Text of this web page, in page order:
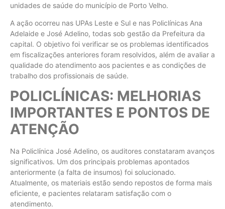
unidades de saúde do município de Porto Velho.
A ação ocorreu nas UPAs Leste e Sul e nas Policlínicas Ana
Adelaide e José Adelino, todas sob gestão da Prefeitura da
capital. O objetivo foi verificar se os problemas identificados
em fiscalizações anteriores foram resolvidos, além de avaliar a
qualidade do atendimento aos pacientes e as condições de
trabalho dos profissionais de saúde.
POLICLÍNICAS: MELHORIAS
IMPORTANTES E PONTOS DE
ATENÇÃO
Na Policlínica José Adelino, os auditores constataram avanços
significativos. Um dos principais problemas apontados
anteriormente (a falta de insumos) foi solucionado.
Atualmente, os materiais estão sendo repostos de forma mais
eficiente, e pacientes relataram satisfação com o
atendimento.